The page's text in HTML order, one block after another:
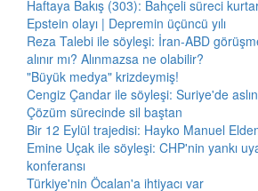
Haftaya Bakış (303): Bahçeli süreci
Epstein olayı | Depremin üçüncü yılı
Reza Talebi ile söyleşi: İran-ABD
alınır mı? Alınmazsa ne olabilir?
"Büyük medya" krizdeymiş!
Cengiz Çandar ile söyleşi: Suriye'de
Çözüm sürecinde sil baştan
Bir 12 Eylül trajedisi: Hayko Manuel
Emine Uçak ile söyleşi: CHP'nin yankı
konferansı
Türkiye'nin Öcalan'a ihtiyacı var